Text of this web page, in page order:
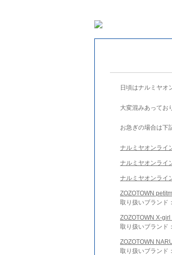
日頃はナルミヤオ
大変混みあってお
お急ぎの場合は下
ナルミヤオンライ
ナルミヤオンライ
ナルミヤオンライ
ZOZOTOWN
取り扱いブランド
ZOZOTOWN X-
取り扱いブランド
ZOZOTOWN
取り扱いブランド